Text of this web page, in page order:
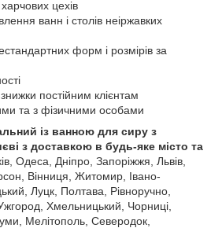
цехів
ванн і столів неіржавких
форм і розмірів за
знижки постійним клієнтам
та з фізичними особами
із ванною для сиру з
з доставкою в будь-яке місто та
Одеса, Дніпро, Запоріжжя, Львів,
Вінниця, Житомир, Івано-
Луцк, Полтава, Рівноручно,
Хмельницький, Чорниці,
Мелітополь, Северодок,